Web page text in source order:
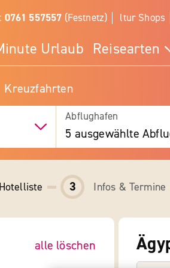
0761 557557 (Festnetz) ltur Shops
Urlaub Reisearten
Kreuzfahrten
Abflughafen
5 ausgewählte
Hotelliste 3 Infos & Termine
alle löschen